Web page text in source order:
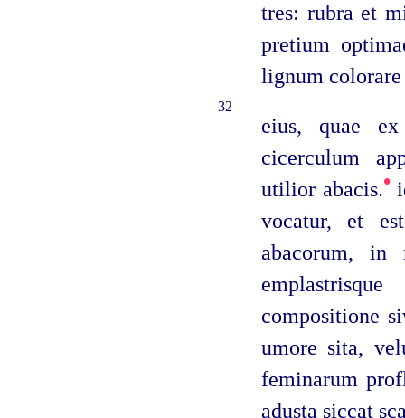
tres: rubra et
pretium
lignum
32
eius, quae
cicerculum
utilior abacis.•
vocatur, et
abacorum,
compositione
umore sita,
feminarum
adusta siccat